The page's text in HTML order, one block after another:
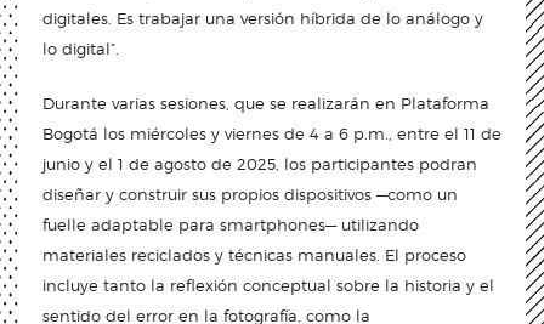
digitales. Es trabajar una versión híbrida de lo análogo y
lo digital”.
Durante varias sesiones, que se realizarán en Plataforma
Bogotá los miércoles y viernes de 4 a 6 p.m., entre el 11 de
junio y el 1 de agosto de 2025, los participantes podran
diseñar y construir sus propios dispositivos —como un
fuelle adaptable para smartphones— utilizando
materiales reciclados y técnicas manuales. El proceso
incluye tanto la reflexión conceptual sobre la historia y el
sentido del error en la fotografía, como la